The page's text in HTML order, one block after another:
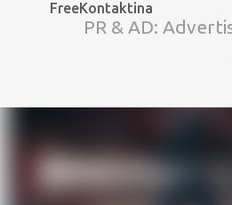
スキップしてメイン
FreeKontaktina
PR & AD: